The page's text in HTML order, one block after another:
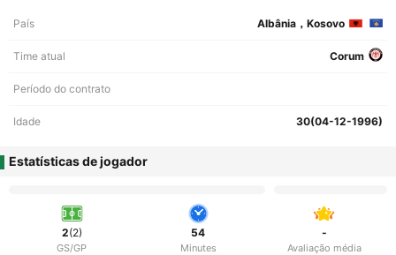
País Albânia，Kosovo
Time atual Corum
Período do contrato
Idade 30(04-12-1996)
Estatísticas de jogador
2(2)
GS/GP
54
Minutes
-
Avaliação média